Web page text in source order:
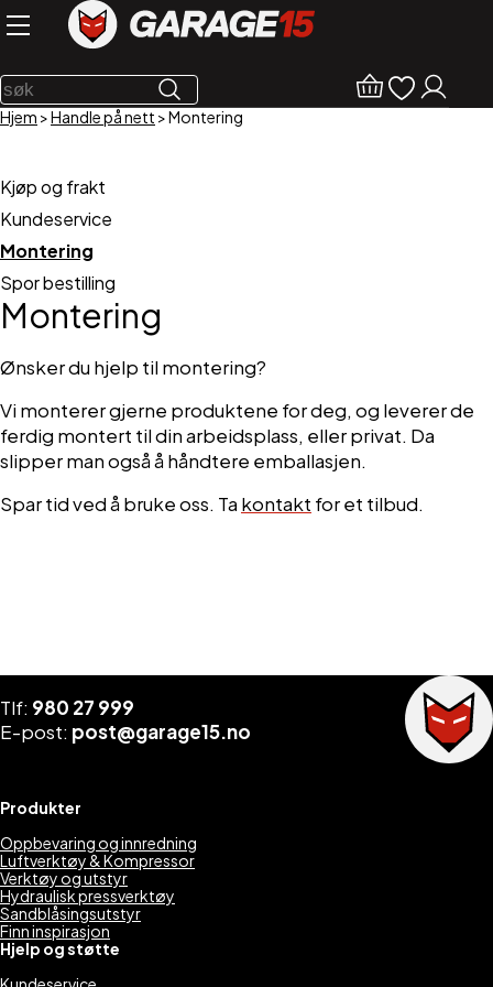
Hjem >Handle på nett >Montering
Kjøp og frakt
Kundeservice
Montering
Spor bestilling
Montering
Ønsker du hjelp til montering?
Vi monterer gjerne produktene for deg, og leverer de
ferdig montert til din arbeidsplass, eller privat. Da
slipper man også å håndtere emballasjen.
Spar tid ved å bruke oss. Ta kontakt for et tilbud.
Tlf: 980 27 999
E-post: post@garage15.no
Produkter
Oppbevaring og innredning
Luftverktøy & Kompressor
Verktøy og utstyr
Hydraulisk pressverktøy
Sandblåsingsutstyr
Finn inspirasjon
Hjelp og støtte